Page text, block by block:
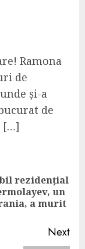
Ramona
de
și-a
de
[…]
rezidențial
un
a murit
Next